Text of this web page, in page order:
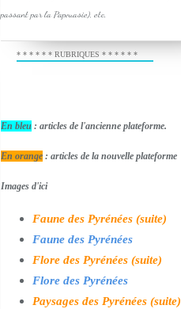
passant par la Papouasie), etc.
* * * * * * RUBRIQUES * * * * * *
En bleu : articles de l'ancienne plateforme.
En orange : articles de la nouvelle plateforme
Images d'ici
Faune des Pyrénées (suite)
Faune des Pyrénées
Flore des Pyrénées (suite)
Flore des Pyrénées
Paysages des Pyrénées (suite)